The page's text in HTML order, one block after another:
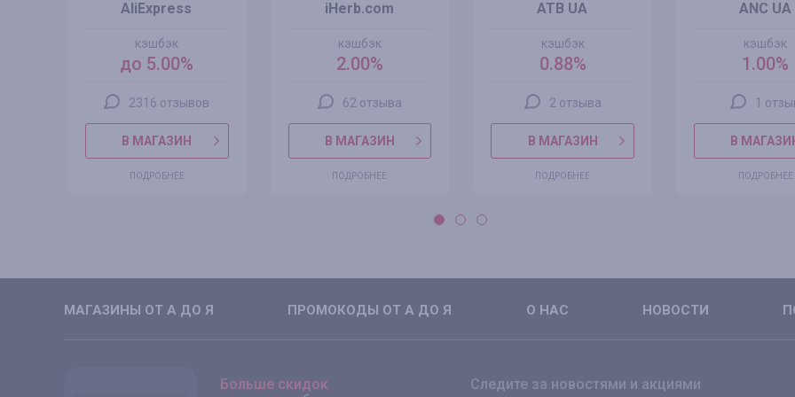
AliExpress
кэшбэк
до 5.00%
2316 отзывов
В МАГАЗИН
ПОДРОБНЕЕ
iHerb.com
кэшбэк
2.00%
62 отзыва
В МАГАЗИН
ПОДРОБНЕЕ
ATB UA
кэшбэк
0.88%
2 отзыва
В МАГАЗИН
ПОДРОБНЕЕ
ANC UA
кэшбэк
1.00%
1
В
ПОДРОБНЕЕ
МАГАЗИНЫ ОТ А ДО Я ПРОМОКОДЫ ОТ А ДО Я О НАС НОВОСТИ
Больше скидок
Следите за новостями и акциями